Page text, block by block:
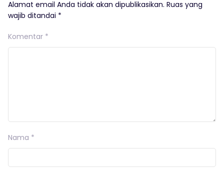
Alamat email Anda tidak akan dipublikasikan. Ruas yang
wajib ditandai *
Komentar *
Nama *